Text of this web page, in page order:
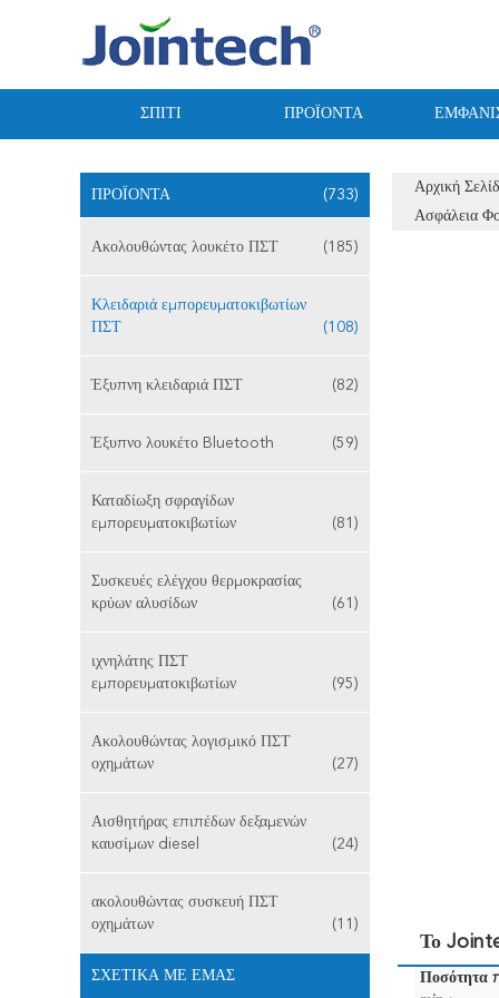
ΣΠΊΤΙ ΠΡΟΪΌΝΤΑ
ΠΡΟΪΌΝΤΑ (733)
Ακολουθώντας λουκέτο ΠΣΤ (185)
Κλειδαριά εμπορευματοκιβωτίων
ΠΣΤ
(108)
Έξυπνη κλειδαριά ΠΣΤ (82)
Έξυπνο λουκέτο Bluetooth (59)
Καταδίωξη σφραγίδων
εμπορευματοκιβωτίων
(81)
Συσκευές ελέγχου θερμοκρασίας
κρύων αλυσίδων
(61)
ιχνηλάτης ΠΣΤ
εμπορευματοκιβωτίων
(95)
Ακολουθώντας λογισμικό ΠΣΤ
οχημάτων
(27)
Αισθητήρας επιπέδων δεξαμενών
καυσίμων diesel
(24)
ακολουθώντας συσκευή ΠΣΤ
οχημάτων
(11)
ΣΧΕΤΙΚΆ ΜΕ ΕΜΆΣ
Αρχική
Ασφάλεια
Το
Ποσότητα